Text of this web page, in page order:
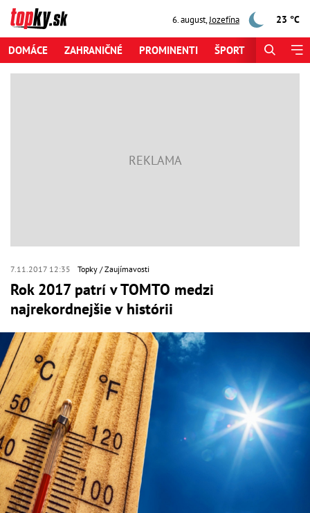
6. august,Jozefína 23 °C
DOMÁCE ZAHRANIČNÉ PROMINENTI ŠPORT
7.11.2017 12:35 Topky Zaujímavosti
Rok 2017 patrí v TOMTO medzi
najrekordnejšie v histórii